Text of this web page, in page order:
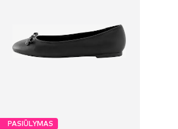
PASIŪLYMAS